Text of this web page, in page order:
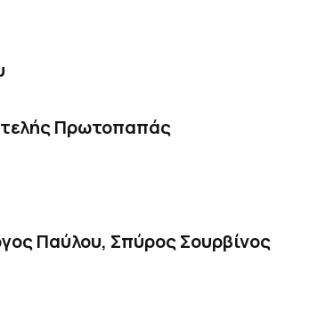
Πρωτοπαπάς
Παύλου, Σπύρος Σουρβίνος